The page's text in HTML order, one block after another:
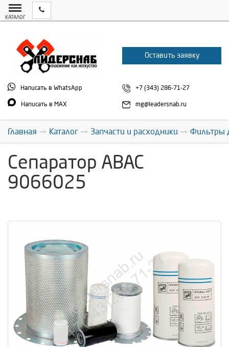
КАТАЛОГ
Оставить заявку
Написать в WhatsApp
Написать в MAX
+7 (343) 286-71-27
mg@leadersnab.ru
Главная Каталог Запчасти и расходники Фильтры
Сепаратор ABAC
9066025